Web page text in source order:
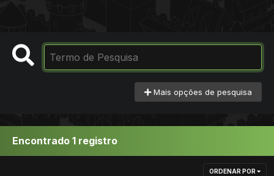
Mais opções de pesquisa
Encontrado 1 registro
ORDENAR POR